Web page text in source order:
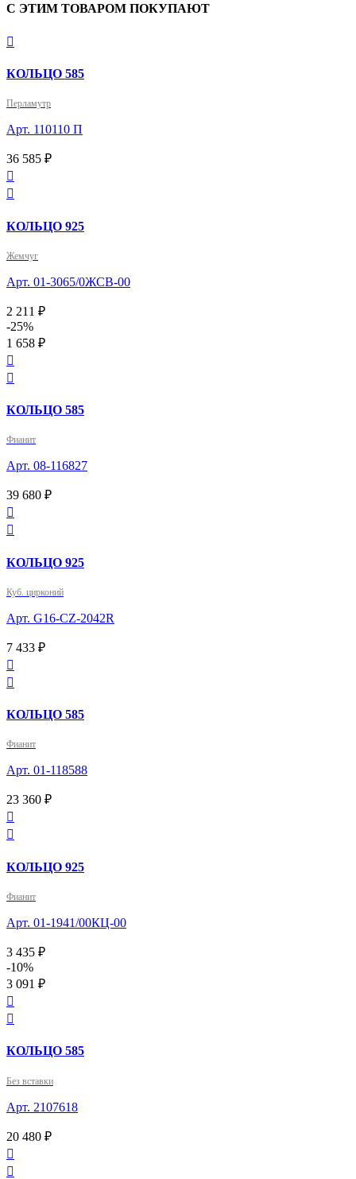
С ЭТИМ ТОВАРОМ ПОКУПАЮТ

КОЛЬЦО 585
Перламутр
Арт. 110110 П
36 585 ₽


КОЛЬЦО 925
Жемчуг
Арт. 01-3065/0ЖСВ-00
2 211 ₽
-25%
1 658 ₽


КОЛЬЦО 585
Фианит
Арт. 08-116827
39 680 ₽


КОЛЬЦО 925
Куб. цирконий
Арт. G16-CZ-2042R
7 433 ₽


КОЛЬЦО 585
Фианит
Арт. 01-118588
23 360 ₽


КОЛЬЦО 925
Фианит
Арт. 01-1941/00КЦ-00
3 435 ₽
-10%
3 091 ₽


КОЛЬЦО 585
Без вставки
Арт. 2107618
20 480 ₽

